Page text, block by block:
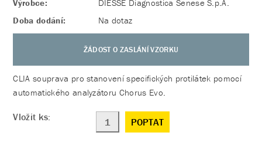
Výrobce:
DIESSE Diagnostica Senese S.p.A.
Doba dodání:
Na dotaz
ŽÁDOST O ZASLÁNÍ VZORKU
CLIA souprava pro stanovení specifických protilátek pomocí
automatického analyzátoru Chorus Evo.
Vložit ks: POPTAT